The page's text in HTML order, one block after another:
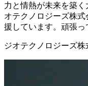
力と情熱が未来を築
オテクノロジーズ株
援しています。頑張っ
ジオテクノロジーズ